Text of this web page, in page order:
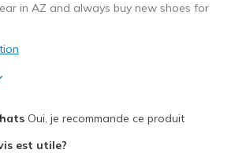
in AZ and always buy new shoes for
Oui, je recommande ce produit
est utile?